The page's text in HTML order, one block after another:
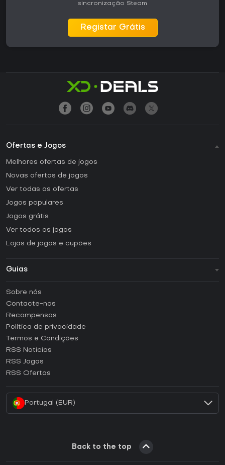
sincronização Steam
Registar Grátis
Ofertas e Jogos
Melhores ofertas de jogos
Novas ofertas de jogos
Ver todas as ofertas
Jogos populares
Jogos grátis
Ver todos os jogos
Lojas de jogos e cupões
Guias
Como ativar uma CD Key Steam?
Como ativar uma CD Key Epic Games?
Como ativar uma CD Key GOG?
Como ativar uma CD Key Ubisoft Connect?
Sobre nós
Contacte-nos
Recompensas
Política de privacidade
Termos e Condições
RSS Noticias
RSS Jogos
RSS Ofertas
Portugal (EUR)
Back to the top